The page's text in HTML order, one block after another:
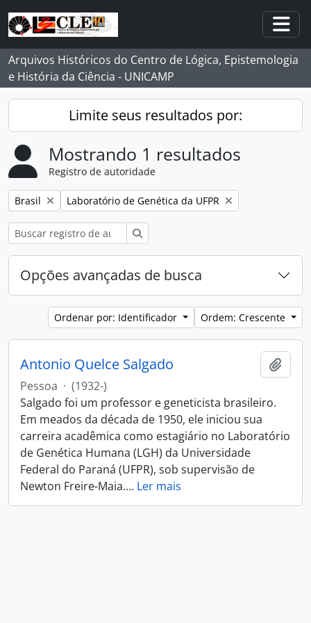
Skip to main content
Arquivos Históricos do Centro de Lógica, Epistemologia
e História da Ciência - UNICAMP
Limite seus resultados por:
Mostrando 1 resultados
Registro de autoridade
Remover filtro:
Brasil Remover filtro:
Laboratório de Genética da UFPR
Opções avançadas de busca
Ordenar por: Identificador Ordem: Crescente
Antonio Quelce Salgado
Pessoa · (1932-)
Salgado foi um professor e geneticista brasileiro.
Em meados da década de 1950, ele iniciou sua
carreira acadêmica como estagiário no Laboratório
de Genética Humana (LGH) da Universidade
Federal do Paraná (UFPR), sob supervisão de
Newton Freire-Maia.… Ler mais